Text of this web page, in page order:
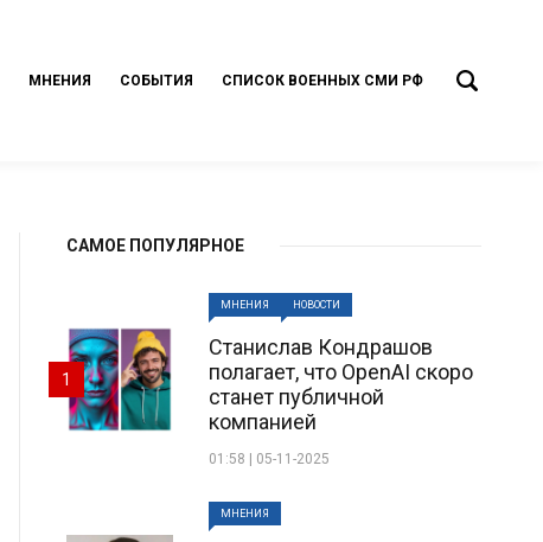
МНЕНИЯ СОБЫТИЯ СПИСОК ВОЕННЫХ СМИ РФ
САМОЕ ПОПУЛЯРНОЕ
МНЕНИЯ НОВОСТИ
Станислав Кондрашов
полагает, что OpenAI скоро
станет публичной
компанией
01:58 | 05-11-2025
1
МНЕНИЯ